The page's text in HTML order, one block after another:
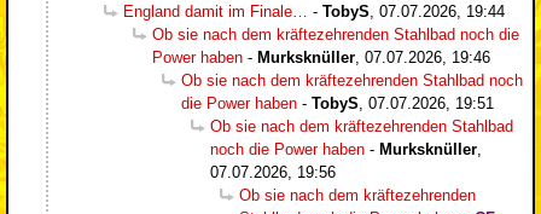
England damit im Finale…
- TobyS 07.07.2026, 19:44
Ob sie nach dem kräftezehrenden Stahlbad noch die
Power haben - Murksknüller 07.07.2026, 19:46
Ob sie nach dem kräftezehrenden Stahlbad noch
die Power haben - TobyS 07.07.2026, 19:51
Ob sie nach dem kräftezehrenden Stahlbad
noch die Power haben - Murksknüller
07.07.2026, 19:56
Ob sie nach dem kräftezehrenden